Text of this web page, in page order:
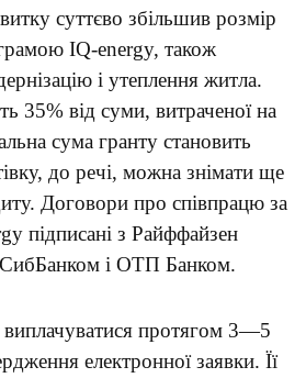
суттєво збільшив розмір
IQ-energy, також
і утеплення житла.
35% від суми, витраченої на
сума гранту становить
до речі, можна знімати ще
Договори про співпрацю за
підписані з Райффайзен
і ОТП Банком.
виплачуватися протягом 3—5
електронної заявки. Її